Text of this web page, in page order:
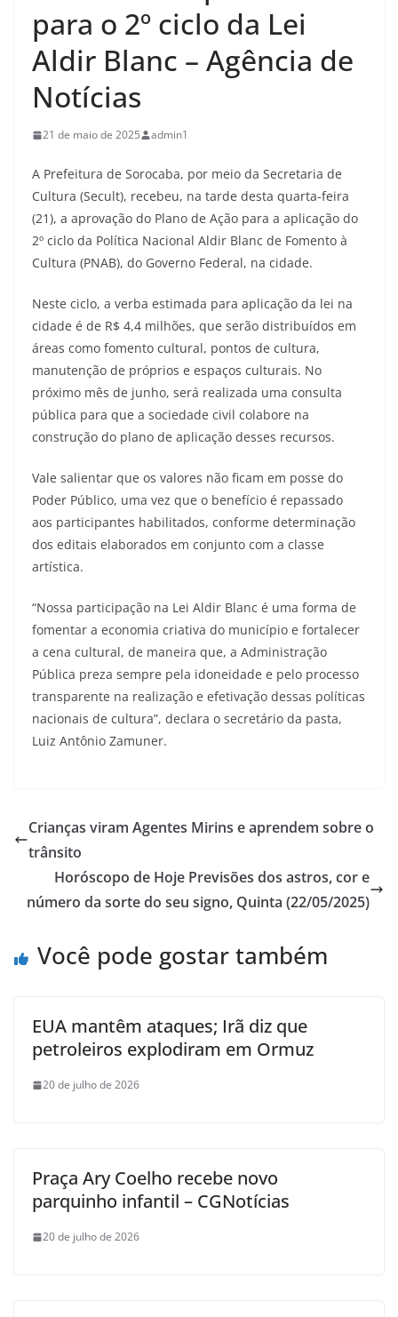
para o 2º ciclo da Lei
Aldir Blanc – Agência de
Notícias
21 de maio de 2025 admin1
A Prefeitura de Sorocaba, por meio da Secretaria de
Cultura (Secult), recebeu, na tarde desta quarta-feira
(21), a aprovação do Plano de Ação para a aplicação do
2º ciclo da Política Nacional Aldir Blanc de Fomento à
Cultura (PNAB), do Governo Federal, na cidade.
Neste ciclo, a verba estimada para aplicação da lei na
cidade é de R$ 4,4 milhões, que serão distribuídos em
áreas como fomento cultural, pontos de cultura,
manutenção de próprios e espaços culturais. No
próximo mês de junho, será realizada uma consulta
pública para que a sociedade civil colabore na
construção do plano de aplicação desses recursos.
Vale salientar que os valores não ficam em posse do
Poder Público, uma vez que o benefício é repassado
aos participantes habilitados, conforme determinação
dos editais elaborados em conjunto com a classe
artística.
“Nossa participação na Lei Aldir Blanc é uma forma de
fomentar a economia criativa do município e fortalecer
a cena cultural, de maneira que, a Administração
Pública preza sempre pela idoneidade e pelo processo
transparente na realização e efetivação dessas políticas
nacionais de cultura”, declara o secretário da pasta,
Luiz Antônio Zamuner.
Crianças viram Agentes Mirins e aprendem sobre o
trânsito
Horóscopo de Hoje Previsões dos astros, cor e
número da sorte do seu signo, Quinta (22/05/2025)
Você pode gostar também
EUA mantêm ataques; Irã diz que
petroleiros explodiram em Ormuz
20 de julho de 2026
Praça Ary Coelho recebe novo
parquinho infantil – CGNotícias
20 de julho de 2026